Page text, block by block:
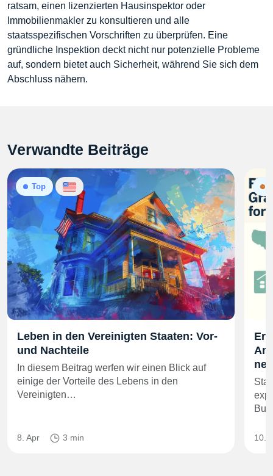
ratsam, einen lizenzierten Hausinspektor oder
Immobilienmakler zu konsultieren und alle
staatsspezifischen Vorschriften zu überprüfen. Eine
gründliche Inspektion deckt nicht nur potenzielle Probleme
auf, sondern bietet auch Sicherheit, während Sie sich dem
Abschluss nähern.
Verwandte Beiträge
Top
Leben in den Vereinigten Staaten: Vor-
und Nachteile
In diesem Beitrag werfen wir einen Blick auf
einige der Vorteile des Lebens in den
Vereinigten…
8. Apr 3 min 10.